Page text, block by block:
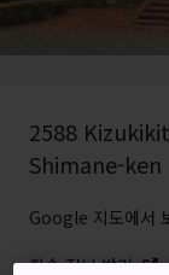
2588
Shimane-ken
Google 지도에서
환승 정보 받기